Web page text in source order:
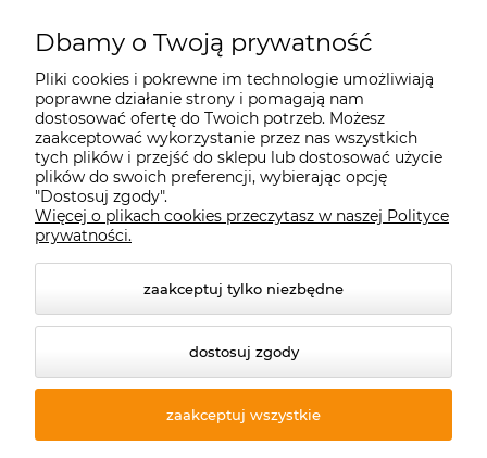
Starecegly.com
Płatności i dostawa
Moje konto
Informacje
© 2026 starecegly.com. Wszelkie prawa zastrzeżone.
Dbamy o Twoją prywatność
Pliki cookies i pokrewne im technologie umożliwiają
poprawne działanie strony i pomagają nam
dostosować ofertę do Twoich potrzeb. Możesz
zaakceptować wykorzystanie przez nas wszystkich
tych plików i przejść do sklepu lub dostosować użycie
plików do swoich preferencji, wybierając opcję
"Dostosuj zgody".
Więcej o plikach cookies przeczytasz w naszej Polityce
prywatności.
zaakceptuj tylko niezbędne
dostosuj zgody
zaakceptuj wszystkie